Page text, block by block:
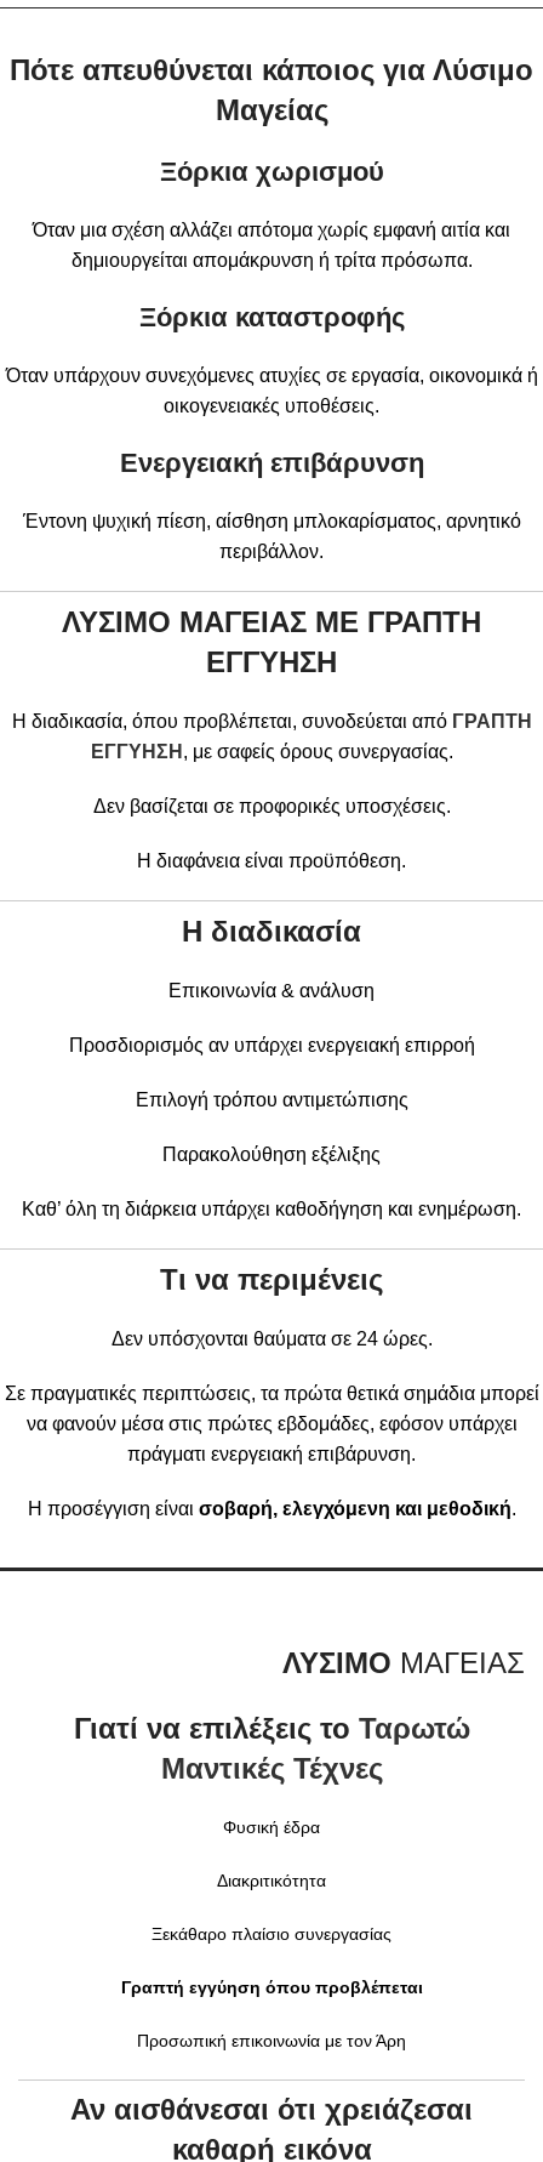
Πότε απευθύνεται κάποιος για Λύσιμο
Μαγείας
Ξόρκια χωρισμού
Όταν μια σχέση αλλάζει απότομα χωρίς εμφανή αιτία και
δημιουργείται απομάκρυνση ή τρίτα πρόσωπα.
Ξόρκια καταστροφής
Όταν υπάρχουν συνεχόμενες ατυχίες σε εργασία, οικονομικά ή
οικογενειακές υποθέσεις.
Ενεργειακή επιβάρυνση
Έντονη ψυχική πίεση, αίσθηση μπλοκαρίσματος, αρνητικό
περιβάλλον.
ΛΥΣΙΜΟ ΜΑΓΕΙΑΣ ΜΕ ΓΡΑΠΤΗ
ΕΓΓΥΗΣΗ
Η διαδικασία, όπου προβλέπεται, συνοδεύεται από ΓΡΑΠΤΗ
ΕΓΓΥΗΣΗ , με σαφείς όρους συνεργασίας.
Δεν βασίζεται σε προφορικές υποσχέσεις.
Η διαφάνεια είναι προϋπόθεση.
Η διαδικασία
Επικοινωνία & ανάλυση
Προσδιορισμός αν υπάρχει ενεργειακή επιρροή
Επιλογή τρόπου αντιμετώπισης
Παρακολούθηση εξέλιξης
Καθ’ όλη τη διάρκεια υπάρχει καθοδήγηση και ενημέρωση.
Τι να περιμένεις
Δεν υπόσχονται θαύματα σε 24 ώρες.
Σε πραγματικές περιπτώσεις, τα πρώτα θετικά σημάδια μπορεί
να φανούν μέσα στις πρώτες εβδομάδες, εφόσον υπάρχει
πράγματι ενεργειακή επιβάρυνση.
Η προσέγγιση είναι σοβαρή, ελεγχόμενη και μεθοδική.
ΛΥΣΙΜΟ ΜΑΓΕΙΑΣ
Γιατί να επιλέξεις το Ταρωτώ
Μαντικές Τέχνες
Φυσική έδρα
Διακριτικότητα
Ξεκάθαρο πλαίσιο συνεργασίας
Γραπτή εγγύηση όπου προβλέπεται
Προσωπική επικοινωνία με τον Άρη
Αν αισθάνεσαι ότι χρειάζεσαι
καθαρή εικόνα